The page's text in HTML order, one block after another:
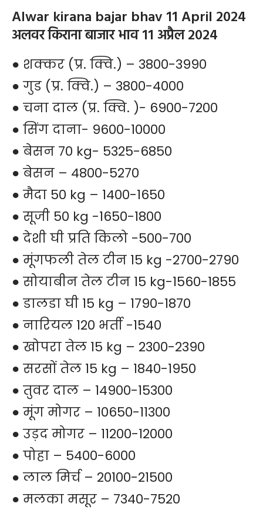
Alwar kirana bajar bhav 11 April 2024
अलवर किराना बाजार भाव 11 अप्रैल 2024
● शक्कर (प्र. क्वि.) – 3800-3990
● गुड (प्र. क्वि.) – 3800-4000
● चना दाल (प्र. क्वि. )- 6900-7200
● सिंग दाना- 9600-10000
● बेसन 70 kg- 5325-6850
● बेसन – 4800-5270
● मैदा 50 kg – 1400-1650
● सूजी 50 kg -1650-1800
● देशी घी प्रति किलो -500-700
● मूंगफली तेल टीन 15 kg -2700-2790
● सोयाबीन तेल टीन 15 kg-1560-1855
● डालडा घी 15 kg – 1790-1870
● नारियल 120 भर्ती -1540
● खोपरा तेल 15 kg – 2300-2390
● सरसों तेल 15 kg – 1840-1950
● तुवर दाल – 14900-15300
● मूंग मोगर – 10650-11300
● उड़द मोगर – 11200-12000
● पोहा – 5400-6000
● लाल मिर्च – 20100-21500
● मलका मसूर – 7340-7520